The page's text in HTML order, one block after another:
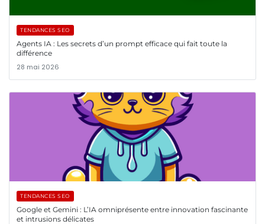
TENDANCES SEO
Agents IA : Les secrets d’un prompt efficace qui fait toute la
différence
28 mai 2026
TENDANCES SEO
Google et Gemini : L’IA omniprésente entre innovation fascinante
et intrusions délicates